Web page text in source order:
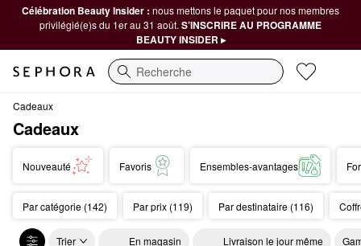
Célébration Beauty Insider : nous mettons le paquet pour nos membres
privilégié(e)s du 1er au 31 août. S’INSCRIRE AU PROGRAMME
BEAUTY INSIDER ▸
Recherche
Cadeaux
Cadeaux
Par catégorie (142) Par prix (119) Par destinataire (116)
Trier En magasin Livraison le jour même
Nouveauté Favoris Ensembles-avantages